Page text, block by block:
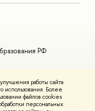
работы сайта
Более
файлов cookies
персональных
РФ